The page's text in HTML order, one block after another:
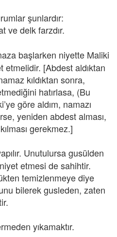
şunlardır:
ve delk farzdır.
başlarken niyette Maliki
[Abdest aldıktan
kıldıktan sonra,
hatırlasa, (Bu
göre aldım, namazı
yeniden abdest alması,
gerekmez.]
Unutulursa gusülden
etmesi de sahihtir.
temizlenmeye diye
bilerek gusleden, zaten
yıkamaktır.